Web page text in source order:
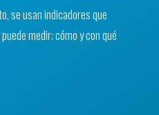
se usan indicadores que
medir; cómo y con qué